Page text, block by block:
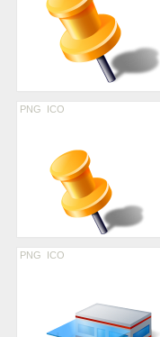
PNG ICO
PNG ICO